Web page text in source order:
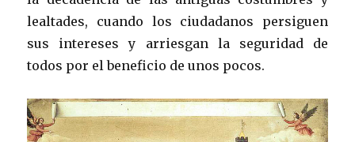
lealtades, cuando los ciudadanos persiguen
sus intereses y arriesgan la seguridad de
todos por el beneficio de unos pocos.